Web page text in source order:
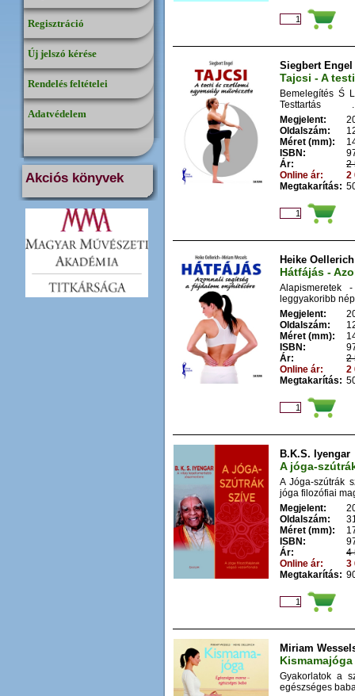
Regisztráció
Új jelszó kérése
Rendelés feltételei
Adatvédelem
Akciós könyvek
Siegbert Engel
Tajcsi - A
Bemelegítés
Testtartás
Megjelent:
Oldalszám:
Méret (mm):
ISBN:
Ár:
2
Online ár:
2
Megtakarítás:
Heike
Hátfájás -
Alapismeretek -
leggyakoribb
Megjelent:
Oldalszám:
Méret (mm):
ISBN:
Ár:
2
Online ár:
2
Megtakarítás:
B.K.S. Iyengar
A jóga-
A Jóga-szútrák
jóga filozófiai
Megjelent:
Oldalszám:
Méret (mm):
ISBN:
Ár:
4
Online ár:
3
Megtakarítás:
Miriam
Kismamajóga
Gyakorlatok a
egészséges